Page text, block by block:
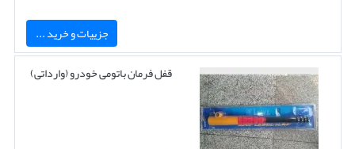
جزییات و خرید ...
قفل فرمان باتومی خودرو (وارداتی)